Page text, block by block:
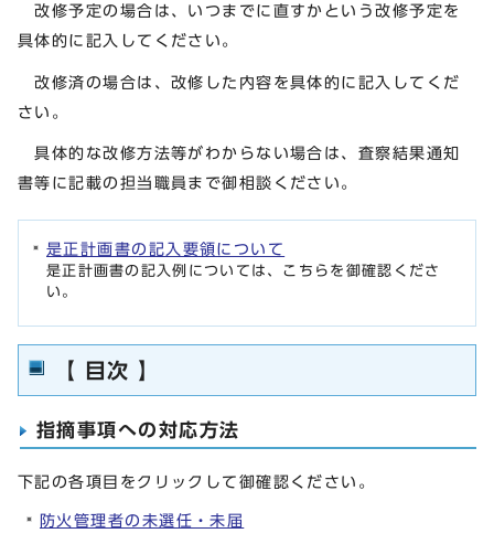
改修予定の場合は、いつまでに直すかという改修予定を
具体的に記入してください。
改修済の場合は、改修した内容を具体的に記入してくだ
さい。
具体的な改修方法等がわからない場合は、査察結果通知
書等に記載の担当職員まで御相談ください。
是正計画書の記入要領について
是正計画書の記入例については、こちらを御確認くださ
い。
【 目次 】
指摘事項への対応方法
下記の各項目をクリックして御確認ください。
防火管理者の未選任・未届